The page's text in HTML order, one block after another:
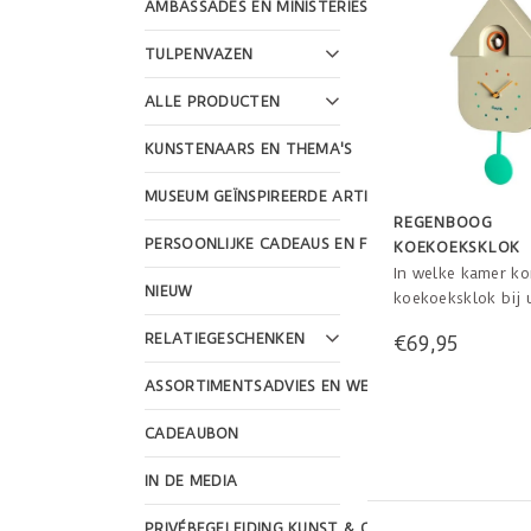
AMBASSADES EN MINISTERIES
TULPENVAZEN
ALLE PRODUCTEN
KUNSTENAARS EN THEMA'S
MUSEUM GEÏNSPIREERDE ARTIKELEN
PERSOONLIJKE CADEAUS EN FEESTDAGEN
NIEUW
RELATIEGESCHENKEN
ASSORTIMENTSADVIES EN WEBSHOP DESIGN
CADEAUBON
IN DE MEDIA
REGENBOOG
KOEKOEKSKLOK
In welke kamer
koekoeksklok bij
uitvoering is een
cm
€69,95